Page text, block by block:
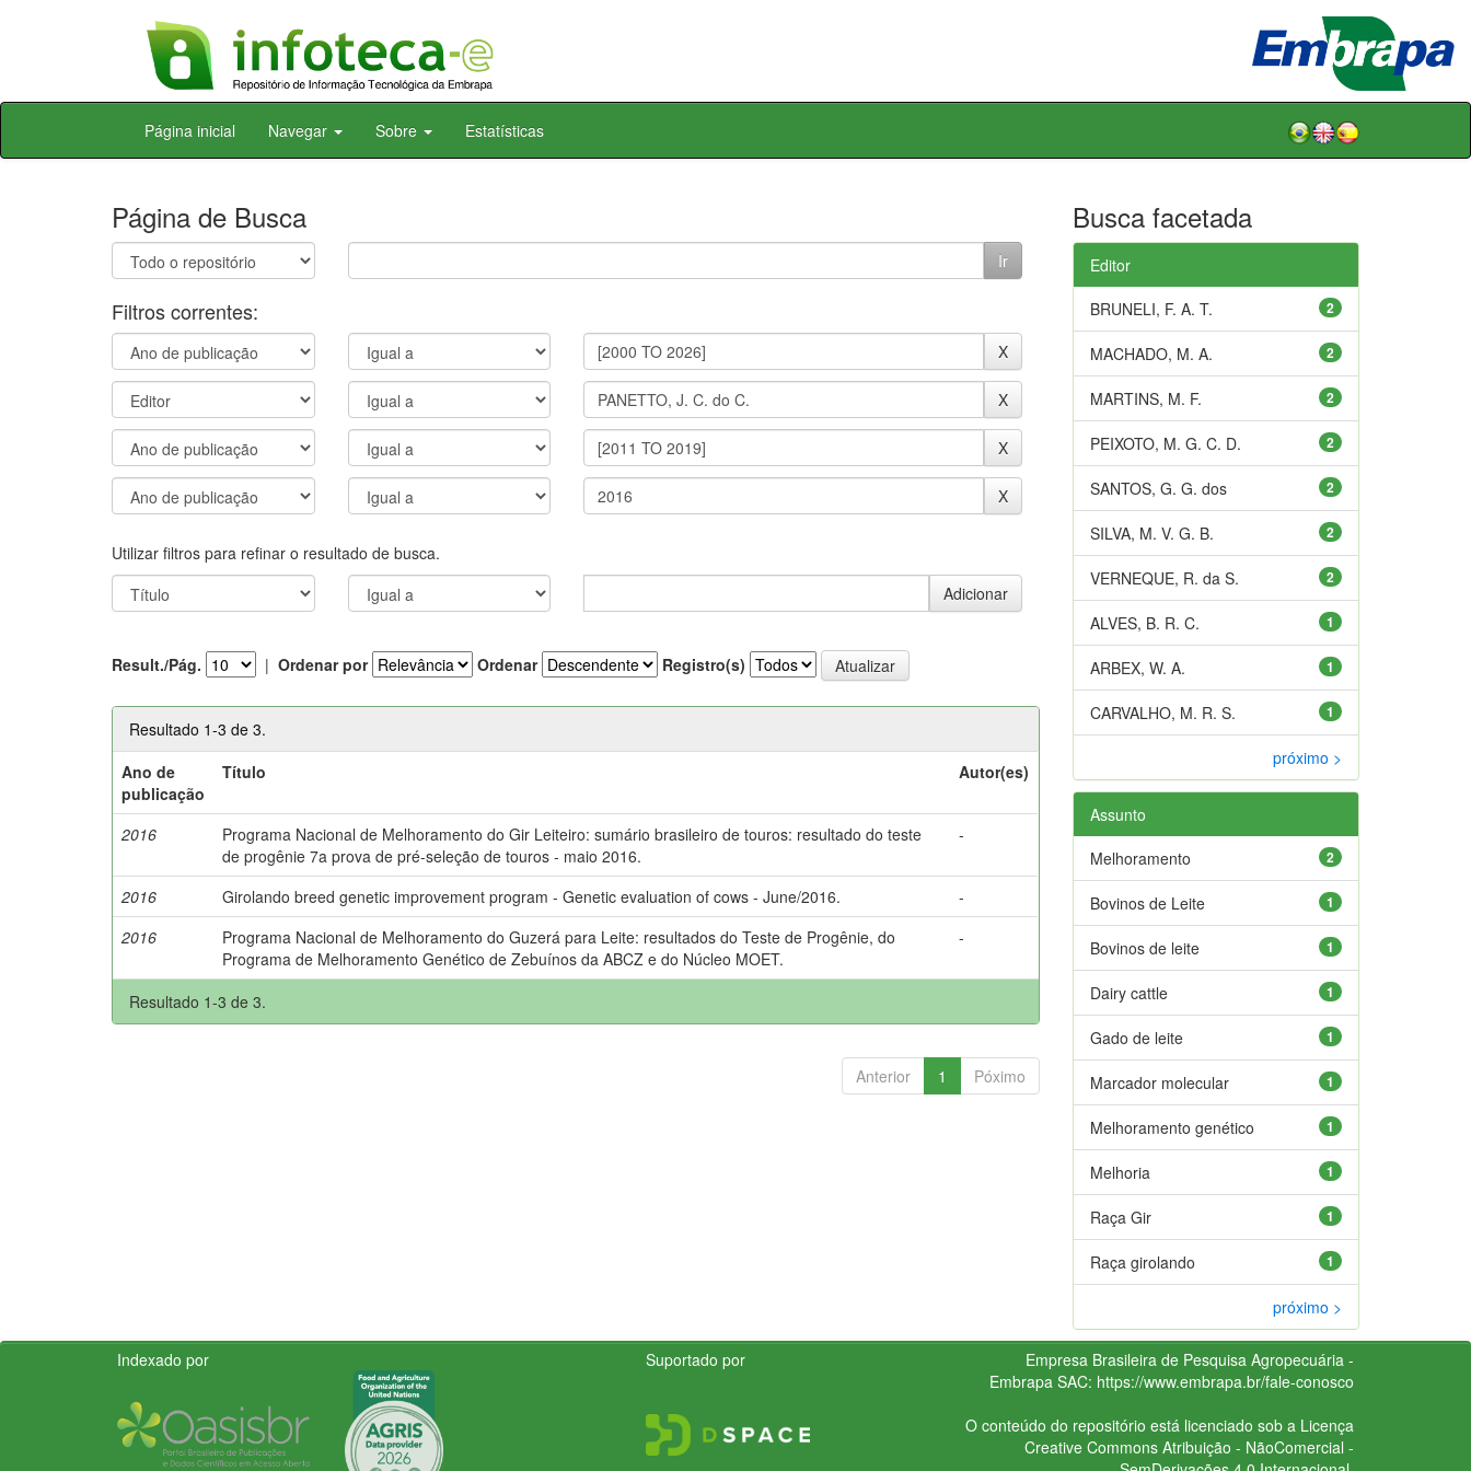
Skip
Página inicial Navegar Sobre Estatísticas
Página de Busca
Filtros correntes:
Utilizar filtros para refinar o resultado de busca.
Result./Pág. | Ordenar por Ordenar Registro(s)
Resultado 1-3 de 3.
Ano de
publicação
Título Autor(es)
2016
Programa Nacional de Melhoramento do Gir Leiteiro: sumário brasileiro de touros: resultado do teste
de progênie 7a prova de pré-seleção de touros - maio 2016.
-
2016 Girolando breed genetic improvement program - Genetic evaluation of cows - June/2016.
-
2016
Programa Nacional de Melhoramento do Guzerá para Leite: resultados do Teste de Progênie, do
Programa de Melhoramento Genético de Zebuínos da ABCZ e do Núcleo MOET.
-
Resultado 1-3 de 3.
Anterior 1 Póximo
Busca facetada
Editor
2
BRUNELI, F. A. T.
2
MACHADO, M. A.
2
MARTINS, M. F.
2
PEIXOTO, M. G. C. D.
2
SANTOS, G. G. dos
2
SILVA, M. V. G. B.
2
VERNEQUE, R. da S.
1
ALVES, B. R. C.
1
ARBEX, W. A.
1
CARVALHO, M. R. S.
próximo >
Assunto
2
Melhoramento
1
Bovinos de Leite
1
Bovinos de leite
1
Dairy cattle
1
Gado de leite
1
Marcador molecular
1
Melhoramento genético
1
Melhoria
1
Raça Gir
1
Raça girolando
próximo >
Indexado por Suportado por
Empresa Brasileira de Pesquisa Agropecuária -
Embrapa SAC: https://www.embrapa.br/fale-conosco
O conteúdo do repositório está licenciado sob a Licença
Creative CommonsAtribuição - NãoComercial -